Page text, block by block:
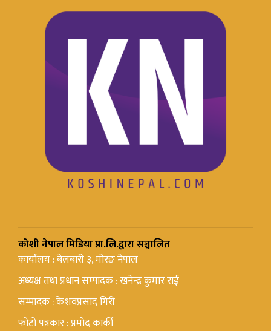
कोशी नेपाल मिडिया प्रा.लि.द्वारा सञ्चालित
कार्यालय : बेलबारी ३, मोरङ नेपाल
अध्यक्ष तथा प्रधान सम्पादक : खनेन्द्र कुमार राई
सम्पादक : केशवप्रसाद गिरी
फोटो पत्रकार : प्रमोद कार्की